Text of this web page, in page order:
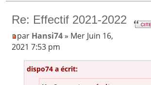
Re: Effectif 2021-2022
par Hansi74» Mer Juin 16,
2021 7:53 pm
dispo74 a écrit: